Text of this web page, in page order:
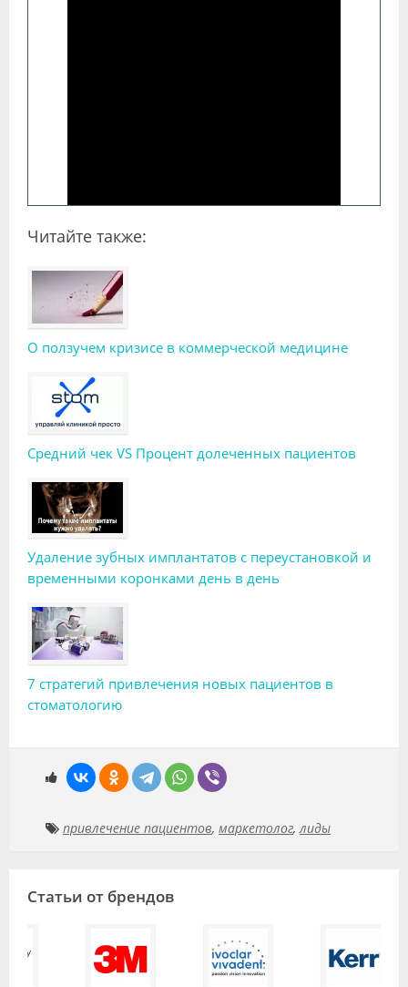
Читайте также:
О ползучем кризисе в коммерческой медицине
Средний чек VS Процент долеченных пациентов
Удаление зубных имплантатов с переустановкой и
временными коронками день в день
7 стратегий привлечения новых пациентов в
стоматологию
привлечение пациентов, маркетолог,лиды
Статьи от брендов